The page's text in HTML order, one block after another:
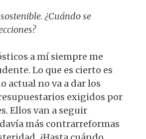
¿Cuándo se
a mí siempre me
Lo que es cierto es
actual no va a dar los
exigidos por
Ellos van a seguir
más contrarreformas